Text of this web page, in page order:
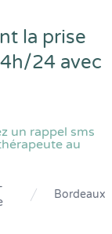
la prise
24 avec
un rappel sms
au
Bordeaux